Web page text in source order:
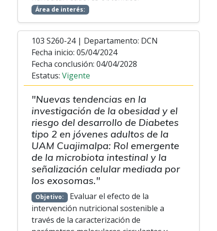
Área de interés:
103 S260-24 | Departamento: DCN
Fecha inicio: 05/04/2024
Fecha conclusión: 04/04/2028
Estatus: Vigente
"Nuevas tendencias en la
investigación de la obesidad y el
riesgo del desarrollo de Diabetes
tipo 2 en jóvenes adultos de la
UAM Cuajimalpa: Rol emergente
de la microbiota intestinal y la
señalización celular mediada por
los exosomas."
Objetivo: Evaluar el efecto de la
intervención nutricional sostenible a
través de la caracterización de